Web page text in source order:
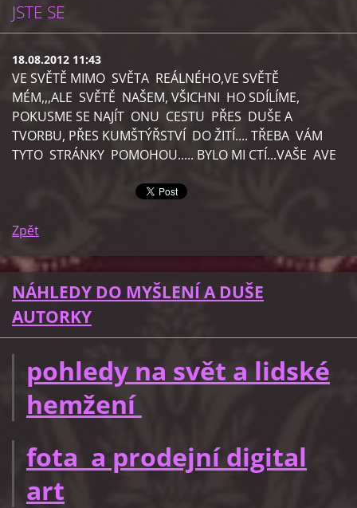
JSTE SE
18.08.2012 11:43
VE SVĚTĚ MIMO SVĚTA REÁLNÉHO,VE SVĚTĚ
MÉM,,,ALE SVĚTĚ NAŠEM, VŠICHNI HO SDÍLÍME,
POKUSME SE NAJÍT ONU CESTU PŘES DUŠE A
TVORBU, PŘES KUMŠTÝŘSTVÍ DO ŽITÍ.... TŘEBA VÁM
TYTO STRÁNKY POMOHOU..... BYLO MI CTÍ...VAŠE AVE
Zpět
NÁHLEDY DO MYŠLENÍ A DUŠE
AUTORKY
pohledy na svět a lidské
hemžení
fota a prodejní digital
art